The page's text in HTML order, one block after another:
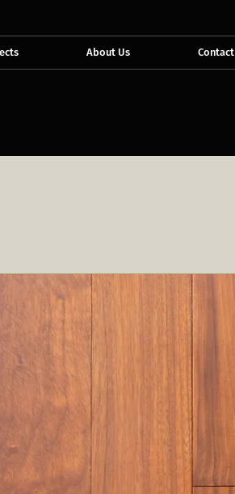
About Us Contact